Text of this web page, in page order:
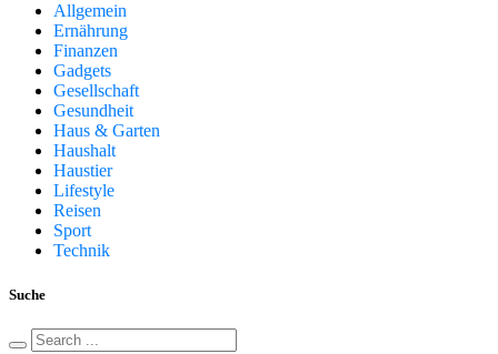
Allgemein
Ernährung
Finanzen
Gadgets
Gesellschaft
Gesundheit
Haus & Garten
Haushalt
Haustier
Lifestyle
Reisen
Sport
Technik
Suche